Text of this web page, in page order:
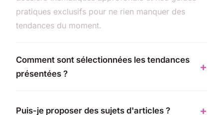
pratiques exclusifs pour ne rien manquer des
tendances du moment.
Comment sont sélectionnées les tendances
présentées ?
Puis-je proposer des sujets d'articles ?